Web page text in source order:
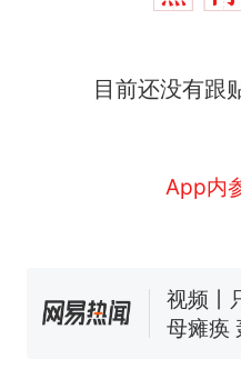
目前还没有跟
App内
全部作
国大使
线一
5万的
的抢着买
视频丨
母瘫痪